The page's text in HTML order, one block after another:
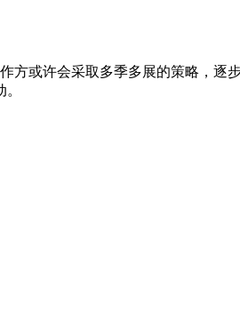
或许会采取多季多展的策略，逐